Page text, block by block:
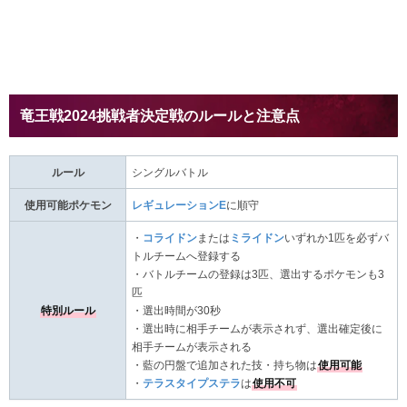
竜王戦2024挑戦者決定戦のルールと注意点
ルール シングルバトル
使用可能ポケモン レギュレーションEに順守
特別ルール
・ コライドンまたは ミライドンいずれか1匹を必ずバ
トルチームへ登録する
・バトルチームの登録は3匹、選出するポケモンも3
匹
・選出時間が30秒
・選出時に相手チームが表示されず、選出確定後に
相手チームが表示される
・藍の円盤で追加された技・持ち物は使用可能
・ テラスタイプステラは使用不可